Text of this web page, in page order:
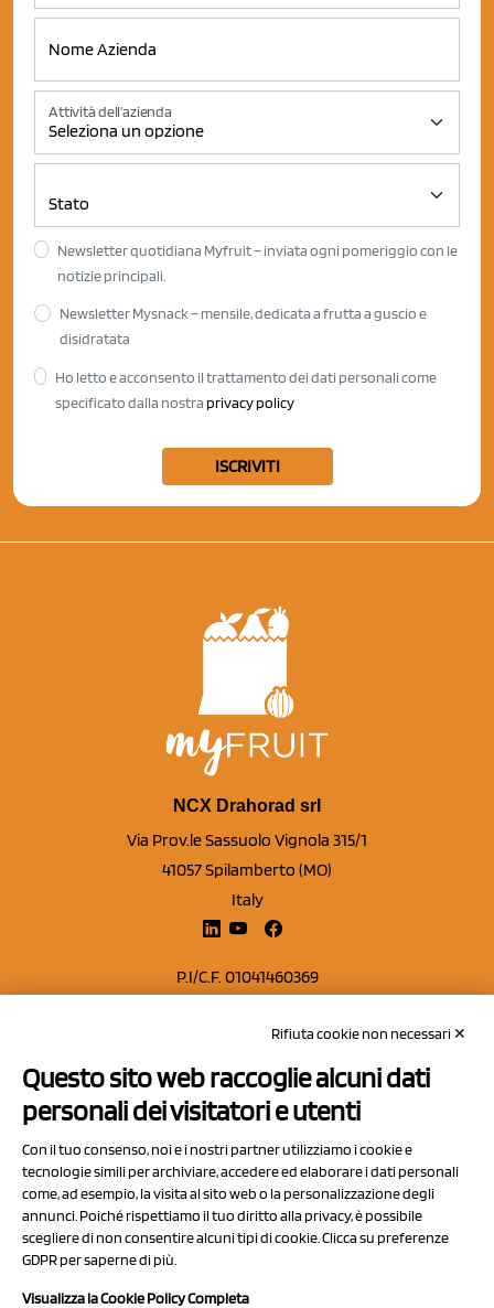
Attività dell'azienda
Newsletter quotidiana Myfruit – inviata ogni pomeriggio con le
notizie principali.
Newsletter Mysnack – mensile, dedicata a frutta a guscio e
disidratata
Ho letto e acconsento il trattamento dei dati personali come
specificato dalla nostra privacy policy
ISCRIVITI
NCX Drahorad srl
Via Prov.le Sassuolo Vignola 315/1
41057 Spilamberto (MO)
Italy
P.I/C.F. 01041460369
Capitale sociale Euro 50.000,00 i.v.
Contatti
Privacy Policy
Cookie Policy
Chi Siamo
Rifiuta cookie non necessari ✕
Questo sito web raccoglie alcuni dati
personali dei visitatori e utenti
Con il tuo consenso, noi e i nostri partner utilizziamo i cookie e
tecnologie simili per archiviare, accedere ed elaborare i dati personali
come, ad esempio, la visita al sito web o la personalizzazione degli
annunci. Poiché rispettiamo il tuo diritto alla privacy, è possibile
scegliere di non consentire alcuni tipi di cookie. Clicca su preferenze
GDPR per saperne di più.
Visualizza la Cookie Policy Completa